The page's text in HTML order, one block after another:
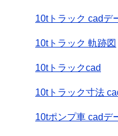
10tトラック cadデ
10tトラック 軌跡図
10tトラックcad
10tトラック寸法
10tポンプ車 cadデ